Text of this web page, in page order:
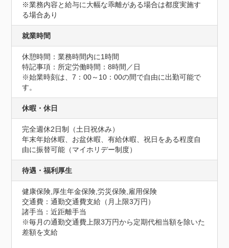
※業務内容と給与に大幅な乖離がある場合は都度実施す
る場合あり
就業時間
休憩時間：業務時間内に1時間
特記事項：所定労働時間：8時間／日
※始業時刻は、7：00～10：00の間で自由に出勤可能で
す。
休暇・休日
完全週休2日制（土日祝休み）
年末年始休暇、お盆休暇、有給休暇、祝日をある程度自
由に振替可能（マイホリデー制度）
待遇・福利厚生
健康保険,厚生年金保険,労災保険,雇用保険
交通費：通勤交通費支給（月上限3万円）
諸手当：近距離手当
※毎月の通勤交通費上限3万円から定期代相当額を除いた
差額を支給